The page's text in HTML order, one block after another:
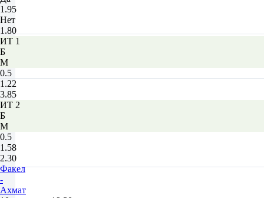
1.95
Нет
1.80
ИТ 1
Б
М
0.5
1.22
3.85
ИТ 2
Б
М
0.5
1.58
2.30
Факел
-
Ахмат